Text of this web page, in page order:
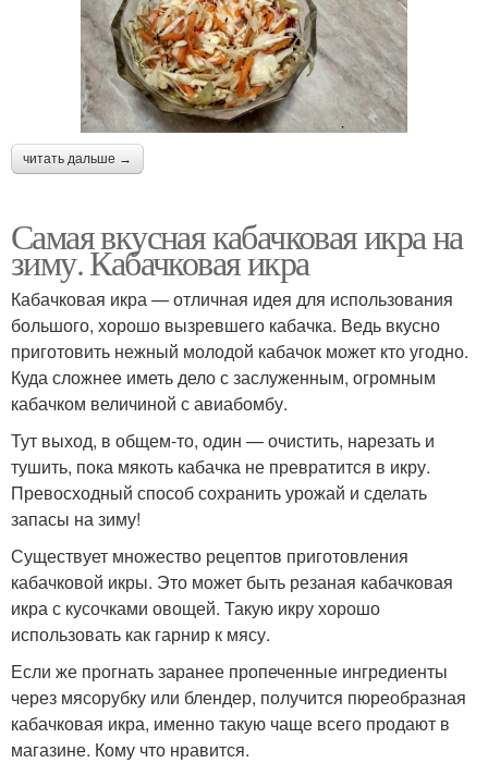
читать дальше →
Самая вкусная кабачковая икра на
зиму. Кабачковая икра
Кабачковая икра — отличная идея для использования
большого, хорошо вызревшего кабачка. Ведь вкусно
приготовить нежный молодой кабачок может кто угодно.
Куда сложнее иметь дело с заслуженным, огромным
кабачком величиной с авиабомбу.
Тут выход, в общем-то, один — очистить, нарезать и
тушить, пока мякоть кабачка не превратится в икру.
Превосходный способ сохранить урожай и сделать
запасы на зиму!
Существует множество рецептов приготовления
кабачковой икры. Это может быть резаная кабачковая
икра с кусочками овощей. Такую икру хорошо
использовать как гарнир к мясу.
Если же прогнать заранее пропеченные ингредиенты
через мясорубку или блендер, получится пюреобразная
кабачковая икра, именно такую чаще всего продают в
магазине. Кому что нравится.